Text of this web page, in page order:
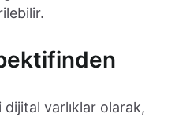
varlıklar olarak,